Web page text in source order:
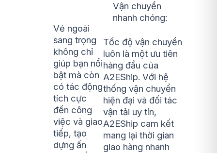
Vẻ ngoài
sang trọng
không chỉ
giúp bạn nổi
bật mà còn
có tác động
tích cực
đến công
việc và giao
tiếp, tạo
dựng ấn
Vận chuyển
nhanh chóng:
Tốc độ vận chuyển
luôn là một ưu tiên
hàng đầu của
A2EShip. Với hệ
thống vận chuyển
hiện đại và đối tác
vận tải uy tín,
A2EShip cam kết
mang lại thời gian
giao hàng nhanh